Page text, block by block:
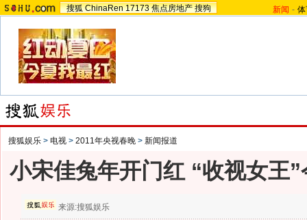
搜狐 ChinaRen 17173 焦点房地产 搜狗 新闻 -
搜狐娱乐 > 电视 > 2011年央视春晚 > 新闻报道
小宋佳兔年开门红 “收视女王
来源:搜狐娱乐